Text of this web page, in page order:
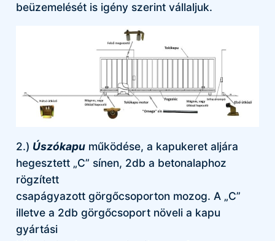
beüzemelését is igény szerint vállaljuk.
2.) Úszókapuműködése, a kapukeret aljára
hegesztett „C” sínen, 2db a betonalaphoz
rögzített
csapágyazott görgőcsoporton mozog. A „C”
illetve a 2db görgőcsoport növeli a kapu
gyártási